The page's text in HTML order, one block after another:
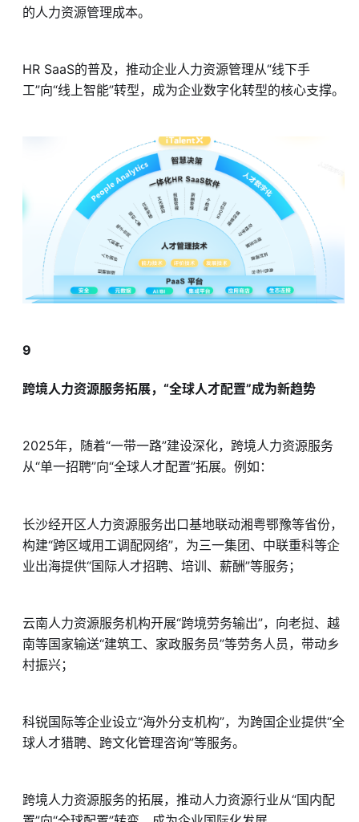
的人力资源管理成本。
HR SaaS的普及，推动企业人力资源管理从“线下手
工”向“线上智能”转型，成为企业数字化转型的核心支撑。
9
跨境人力资源服务拓展，“全球人才配置”成为新趋势
2025年，随着“一带一路”建设深化，跨境人力资源服务
从“单一招聘”向“全球人才配置”拓展。例如：
长沙经开区人力资源服务出口基地联动湘粤鄂豫等省份，
构建“跨区域用工调配网络”，为三一集团、中联重科等企
业出海提供“国际人才招聘、培训、薪酬”等服务；
云南人力资源服务机构开展“跨境劳务输出”，向老挝、越
南等国家输送“建筑工、家政服务员”等劳务人员，带动乡
村振兴；
科锐国际等企业设立“海外分支机构”，为跨国企业提供“全
球人才猎聘、跨文化管理咨询”等服务。
跨境人力资源服务的拓展，推动人力资源行业从“国内配